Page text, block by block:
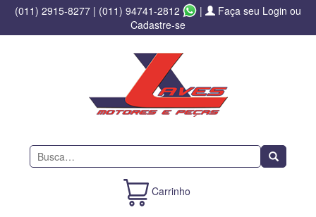
(011) 2915-8277 | (011) 94741-2812 |
Faça seu Login ou
Cadastre-se
Buscar
Carrinho